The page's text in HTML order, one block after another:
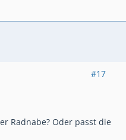
#17
Radnabe? Oder passt die